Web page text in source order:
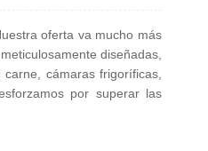
oferta va mucho más
diseñadas,
cámaras frigoríficas,
por superar las